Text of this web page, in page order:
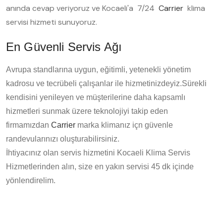
anında cevap veriyoruz ve Kocaeli'a 7/24 Carrier klima
servisi hizmeti sunuyoruz.
En Güvenli Servis Ağı
Avrupa standlarına uygun, eğitimli, yetenekli yönetim
kadrosu ve tecrübeli çalışanlar ile hizmetinizdeyiz.Sürekli
kendisini yenileyen ve müşterilerine daha kapsamlı
hizmetleri sunmak üzere teknolojiyi takip eden
firmamızdan Carrier marka klimanız içn güvenle
randevularınızı oluşturabilirsiniz.
İhtiyacınız olan servis hizmetini Kocaeli Klima Servis
Hizmetlerinden alın, size en yakın servisi 45 dk içinde
yönlendirelim.